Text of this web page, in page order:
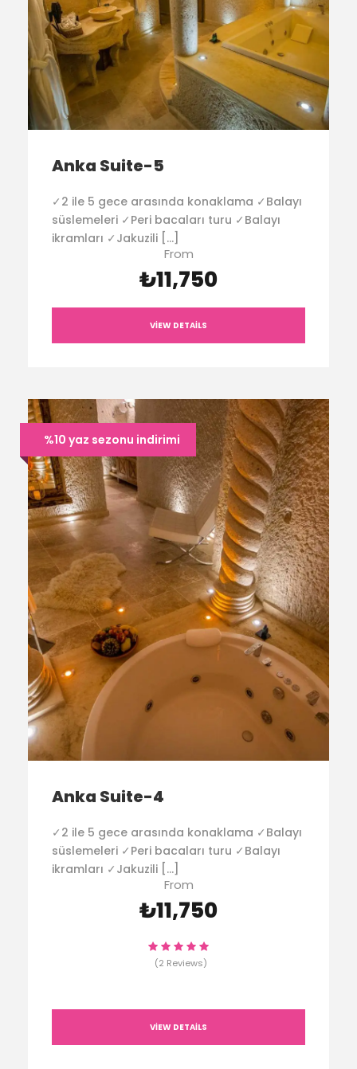
Anka Suite-5
✓2 ile 5 gece arasında konaklama ✓Balayı
süslemeleri ✓Peri bacaları turu ✓Balayı
ikramları ✓Jakuzili […]
From
₺11,750
VIEW DETAILS
%10 yaz sezonu indirimi
Anka Suite-4
✓2 ile 5 gece arasında konaklama ✓Balayı
süslemeleri ✓Peri bacaları turu ✓Balayı
ikramları ✓Jakuzili […]
From
₺11,750
(2 Reviews)
VIEW DETAILS